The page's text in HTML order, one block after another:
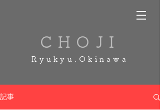
CHOJI
Ryukyu,Okinawa
記事